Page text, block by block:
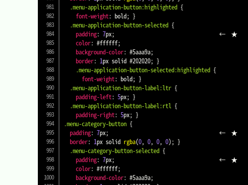
.menu-application-button:highlighted {
font-weight: bold; }
.menu-application-button-selected {
padding: 7px;
									←	★
color: #ffffff;
background-color: #5aaa9a;
border: 1px solid #202020; }
.menu-application-button-selected:highlighted {
font-weight: bold; }
.menu-application-button-label:ltr {
padding-left: 5px; }
.menu-application-button-label:rtl {
padding-right: 5px; }
.menu-category-button {
padding: 7px;
										←	★
border: 1px solid rgba(0, 0, 0, 0); }
.menu-category-button-selected {
padding: 7px;
									←	★
color: #ffffff;
background-color: #5aaa9a;